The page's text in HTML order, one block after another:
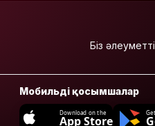
Біз
Мобильді қосымшалар
Download on the
App Store